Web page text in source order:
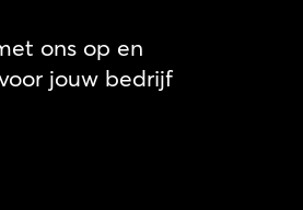
ons op en
jouw bedrijf